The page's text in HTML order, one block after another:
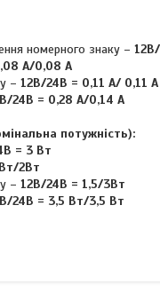
номерного знаку –
A/0,08 A
– 12В/24В = 0,11 A/ 0,11 A
24В = 0,28 A/0,14 A
потужність):
= 3 Вт
2Вт
– 12В/24В = 1,5/3Вт
24B = 3,5 Вт/3,5 Вт